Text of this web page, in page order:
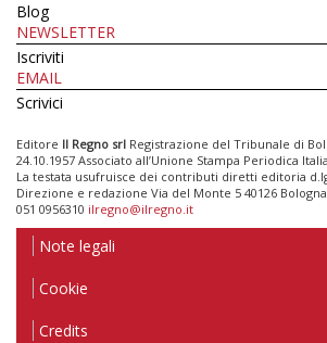
Blog
NEWSLETTER
Iscriviti
EMAIL
Scrivici
Editore Il Regno srl Registrazione del Tribunale di
24.10.1957 Associato all’Unione Stampa Periodica
La testata usufruisce dei contributi diretti editoria
Direzione e redazione Via del Monte 5 40126 Bologna
051 0956310 ilregno@ilregno.it
Note legali
Cookie
Credits